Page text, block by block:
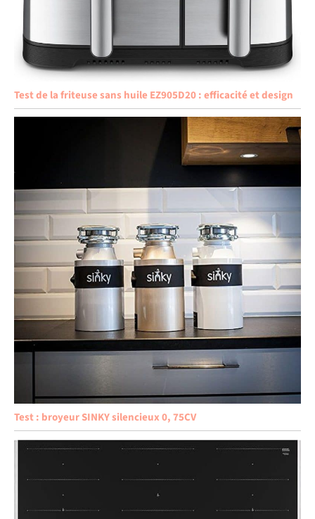
Test de la friteuse sans huile EZ905D20 : efficacité et design
Test : broyeur SINKY silencieux 0, 75CV